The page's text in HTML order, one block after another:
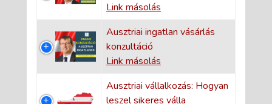
Link másolás
Ausztriai ingatlan vásárlás
konzultáció
Link másolás
Ausztriai vállalkozás: Hogyan
leszel sikeres válla